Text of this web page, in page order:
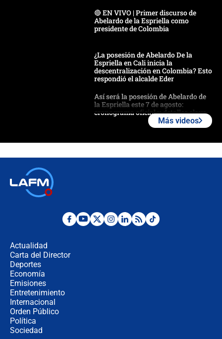
🔴 EN VIVO | Primer discurso de
Abelardo de la Espriella como
presidente de Colombia
¿La posesión de Abelardo De la
Espriella en Cali inicia la
descentralización en Colombia? Esto
respondió el alcalde Eder
Así será la posesión de Abelardo de
la Espriella este 7 de agosto:
cronograma oficial y detalles clave
Las seis de las 6 con Juan Lozano |
Más videos
Actualidad
Carta del Director
Deportes
Economía
Emisiones
Entretenimiento
Internacional
Orden Público
Política
Sociedad